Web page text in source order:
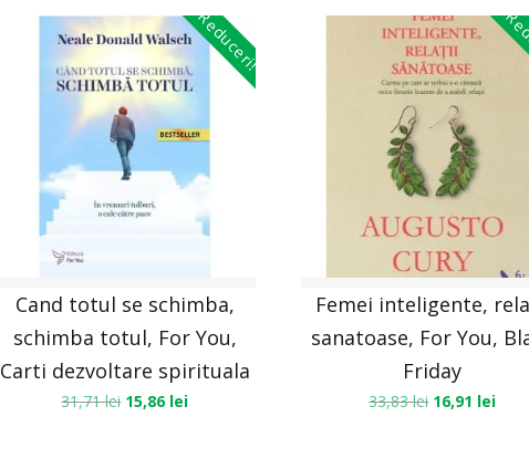
Reduceri!
Cand totul se schimba,
schimba totul, For You,
Carti dezvoltare spirituala
31,71lei 15,86 lei
Femei inteligente,
sanatoase, For You,
Friday
33,83lei 16,91 lei